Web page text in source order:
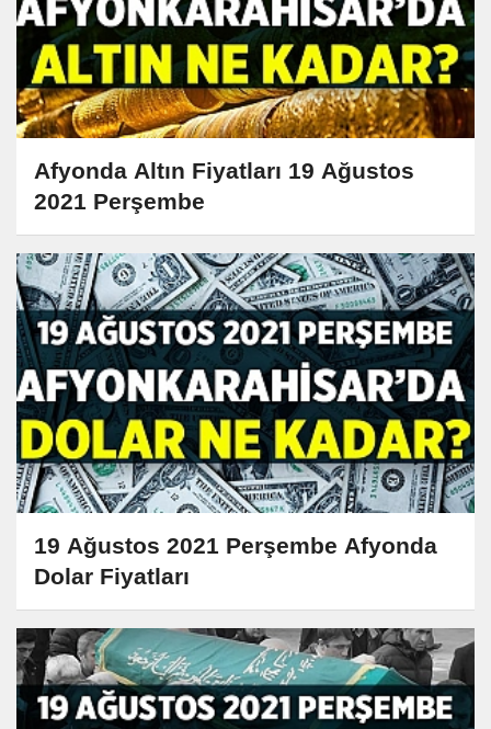
Afyonda Altın Fiyatları 19 Ağustos
2021 Perşembe
19 Ağustos 2021 Perşembe Afyonda
Dolar Fiyatları